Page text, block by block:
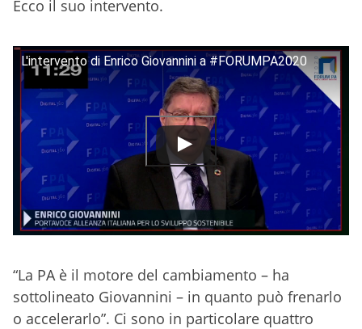
Ecco il suo intervento.
L'intervento di Enrico Giovannini a #FORUMPA2020
“La PA è il motore del cambiamento – ha
sottolineato Giovannini – in quanto può frenarlo
o accelerarlo”. Ci sono in particolare quattro